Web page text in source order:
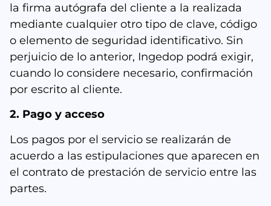
la firma autógrafa del cliente a la realizada
mediante cualquier otro tipo de clave, código
o elemento de seguridad identificativo. Sin
perjuicio de lo anterior, Ingedop podrá exigir,
cuando lo considere necesario, confirmación
por escrito al cliente.
2. Pago y acceso
Los pagos por el servicio se realizarán de
acuerdo a las estipulaciones que aparecen en
el contrato de prestación de servicio entre las
partes.